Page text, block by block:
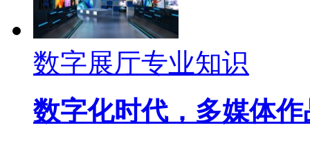
数字展厅专业知识
数字化时代，多媒体